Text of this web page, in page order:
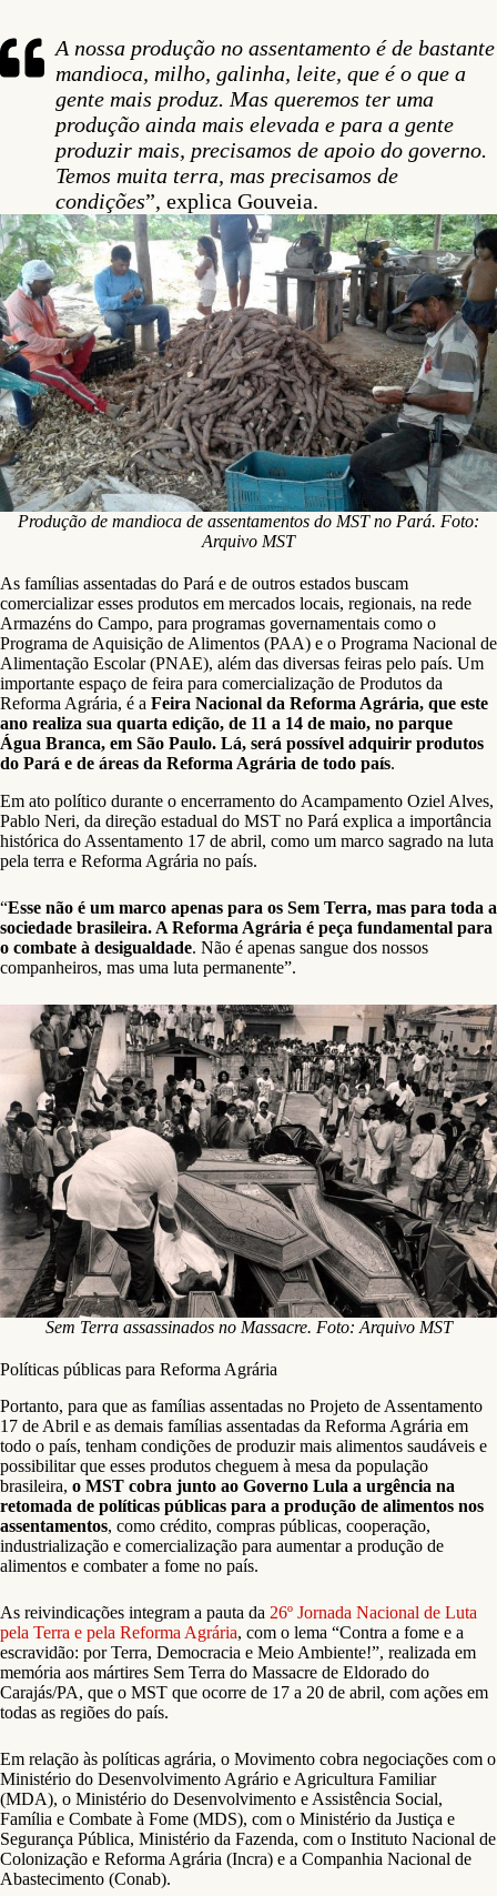
A nossa produção no assentamento é de bastante
mandioca, milho, galinha, leite, que é o que a
gente mais produz. Mas queremos ter uma
produção ainda mais elevada e para a gente
produzir mais, precisamos de apoio do governo.
Temos muita terra, mas precisamos de
condições”, explica Gouveia.
Produção de mandioca de assentamentos do MST no Pará. Foto:
Arquivo MST
As famílias assentadas do Pará e de outros estados buscam
comercializar esses produtos em mercados locais, regionais, na rede
Armazéns do Campo, para programas governamentais como o
Programa de Aquisição de Alimentos (PAA) e o Programa Nacional de
Alimentação Escolar (PNAE), além das diversas feiras pelo país. Um
importante espaço de feira para comercialização de Produtos da
Reforma Agrária, é a Feira Nacional da Reforma Agrária, que este
ano realiza sua quarta edição, de 11 a 14 de maio, no parque
Água Branca, em São Paulo. Lá, será possível adquirir produtos
do Pará e de áreas da Reforma Agrária de todo país.
Em ato político durante o encerramento do Acampamento Oziel Alves,
Pablo Neri, da direção estadual do MST no Pará explica a importância
histórica do Assentamento 17 de abril, como um marco sagrado na luta
pela terra e Reforma Agrária no país.
“Esse não é um marco apenas para os Sem Terra, mas para toda a
sociedade brasileira. A Reforma Agrária é peça fundamental para
o combate à desigualdade. Não é apenas sangue dos nossos
companheiros, mas uma luta permanente”.
Sem Terra assassinados no Massacre. Foto: Arquivo MST
Políticas públicas para Reforma Agrária
Portanto, para que as famílias assentadas no Projeto de Assentamento
17 de Abril e as demais famílias assentadas da Reforma Agrária em
todo o país, tenham condições de produzir mais alimentos saudáveis e
possibilitar que esses produtos cheguem à mesa da população
brasileira, o MST cobra junto ao Governo Lula a urgência na
retomada de políticas públicas para a produção de alimentos nos
assentamentos, como crédito, compras públicas, cooperação,
industrialização e comercialização para aumentar a produção de
alimentos e combater a fome no país.
As reivindicações integram a pauta da 26º Jornada Nacional de Luta
pela Terra e pela Reforma Agrária, com o lema “Contra a fome e a
escravidão: por Terra, Democracia e Meio Ambiente!”, realizada em
memória aos mártires Sem Terra do Massacre de Eldorado do
Carajás/PA, que o MST que ocorre de 17 a 20 de abril, com ações em
todas as regiões do país.
Em relação às políticas agrária, o Movimento cobra negociações com o
Ministério do Desenvolvimento Agrário e Agricultura Familiar
(MDA), o Ministério do Desenvolvimento e Assistência Social,
Família e Combate à Fome (MDS), com o Ministério da Justiça e
Segurança Pública, Ministério da Fazenda, com o Instituto Nacional de
Colonização e Reforma Agrária (Incra) e a Companhia Nacional de
Abastecimento (Conab).